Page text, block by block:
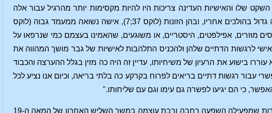
שלו והאישיות העדינה צריכות היו להיות מקסימות יותר מהרגיל עבור אלה
שהלכו בעקבותיו, לא רק עבור הגברים, אלא גם עבור הנשים שנטלו חלק כה גדול בהולכים אחריו, ובהן הזונות (לוקס 37;7), אישה נשואה ממעמד גבוה (לוקס
מוזרים, אפילפטים, היסטריים, או משוגעים, שהאמינו בעצמם כמי שנרפאו על
אישי לרגשות הדתיים שלהן ולהכניס התלהבות לאישיות של גבר מושך המהווה את
בישוע את הרעיון של משיחיותו, עדיין זה היה כה מזין בגלל ההערצה והכבוד
עבור רגשות דתיים בריאים לפרוח בקרקע כה בלתי בריאה, וכיום אנו נציע לכל
כי הם יגיעו לפשרה גם עימו וגם עם שליחותו."
ועדיין יש עוד קול שברצוני לצטט, הקול של אחת מהדמויות העיקריות בספרות שמפעילה השפעה רחבה ורבת עוצמה במשך השליש האחרון של המאה ה-19